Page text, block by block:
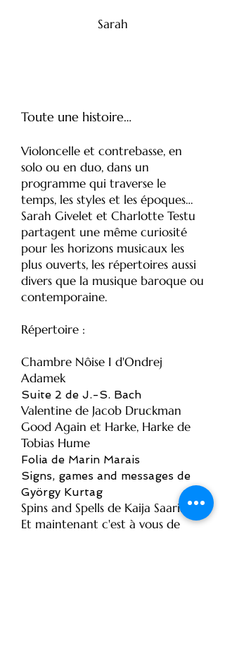
Sarah
Toute une histoire…
Violoncelle et contrebasse, en
solo ou en duo, dans un
programme qui traverse le
temps, les styles et les époques…
Sarah Givelet et Charlotte Testu
partagent une même curiosité
pour les horizons musicaux les
plus ouverts, les répertoires aussi
divers que la musique baroque ou
contemporaine.
Répertoire :
Chambre Nôise I d'Ondrej
Adamek
Suite 2 de J.-S. Bach
Valentine de Jacob Druckman
Good Again et Harke, Harke de
Tobias Hume
Folia de Marin Marais
Signs, games and messages de
György Kurtag
Spins and Spells de Kaija Saariaho
Et maintenant c'est à vous de